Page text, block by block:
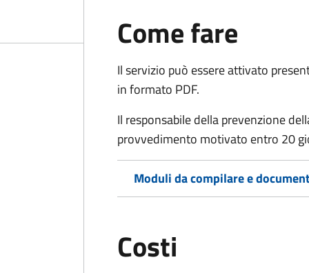
Come fare
Il servizio può essere attivato
in formato PDF.
Il responsabile della prevenzione
provvedimento motivato entro 20
Moduli da compilare e
Costi